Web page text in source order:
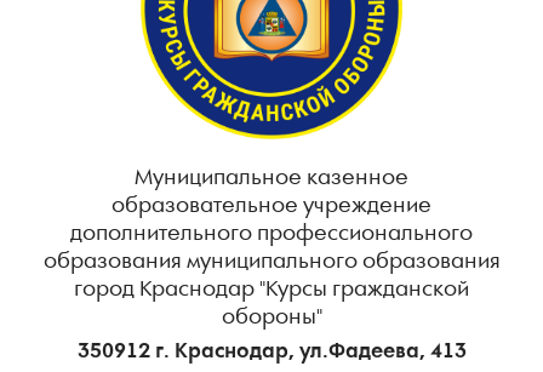
Муниципальное казенное
образовательное учреждение
дополнительного профессионального
образования муниципального образования
город Краснодар "Курсы гражданской
обороны"
350912 г. Краснодар, ул.Фадеева, 413